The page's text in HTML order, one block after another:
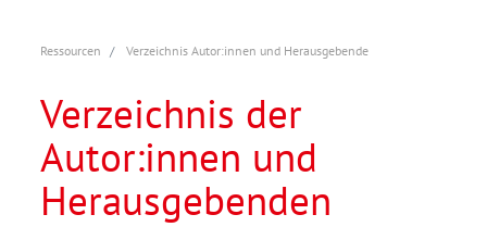
Ressourcen Verzeichnis Autor:innen und Herausgebende
Verzeichnis der
Autor:innen und
Herausgebenden